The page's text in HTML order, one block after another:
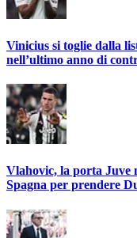
Vinicius si toglie dalla
nell’ultimo anno di
Vlahovic, la porta Juve
Spagna per prendere